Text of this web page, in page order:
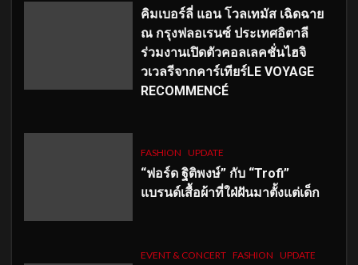
คิมเบอร์ลี่ แอน โวลเทมัส เฉิดฉาย
ณ กรุงฟลอเรนซ์ ประเทศอิตาลี
ร่วมงานเปิดตัวคอลเลคชั่นไฮจิ
วเวลรีจากคาร์เทียร์LE VOYAGE
RECOMMENCÉ
FASHION UPDATE
“ฟอร์ด ฐิติพงษ์” กับ “Trofi”
แบรนด์เสื้อผ้าที่ใฝ่ฝันมาตั้งแต่เด็ก
EVENT & CONCERT FASHION UPDATE